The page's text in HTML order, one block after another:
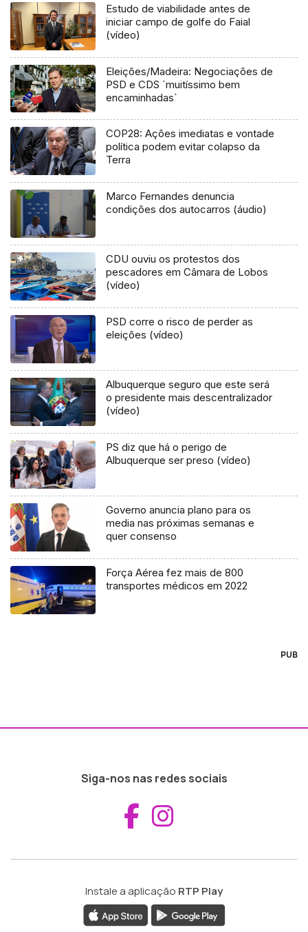
Estudo de viabilidade antes de
iniciar campo de golfe do Faial
(vídeo)
Eleições/Madeira: Negociações de
PSD e CDS `muitíssimo bem
encaminhadas`
COP28: Ações imediatas e vontade
política podem evitar colapso da
Terra
Marco Fernandes denuncia
condições dos autocarros (áudio)
CDU ouviu os protestos dos
pescadores em Câmara de Lobos
(vídeo)
PSD corre o risco de perder as
eleições (vídeo)
Albuquerque seguro que este será
o presidente mais descentralizador
(vídeo)
PS diz que há o perigo de
Albuquerque ser preso (vídeo)
Governo anuncia plano para os
media nas próximas semanas e
quer consenso
Força Aérea fez mais de 800
transportes médicos em 2022
PUB
Siga-nos nas redes sociais
Aceder ao
Instale a aplicação RTP Play